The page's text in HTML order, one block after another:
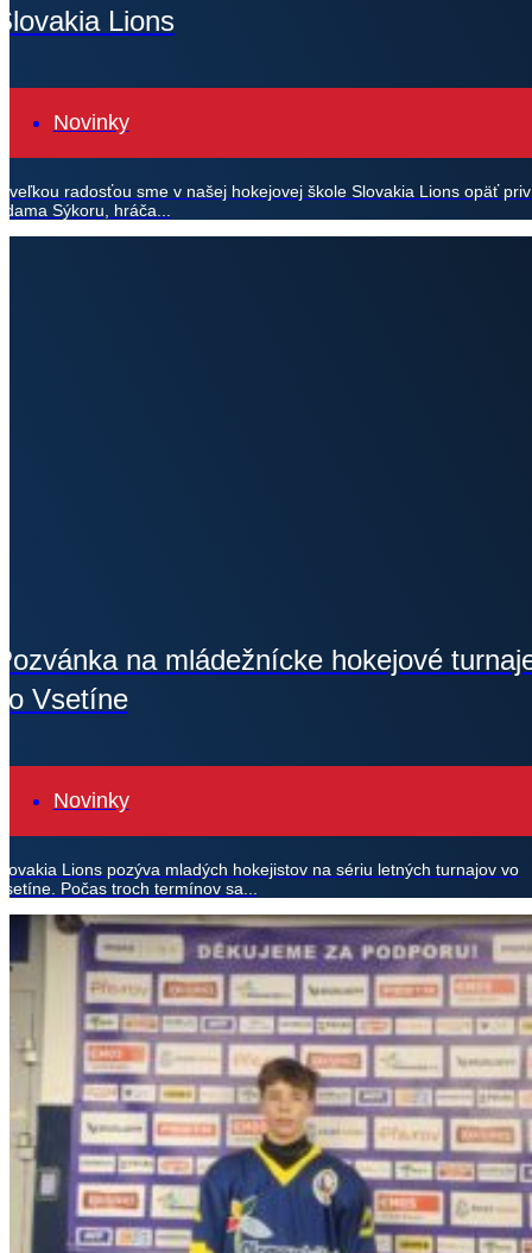
Lions
Novinky
veľkou radosťou sme v našej hokejovej škole Slovakia Lions opäť
Sýkoru, hráča...
na mládežnícke hokejové
Vsetíne
Novinky
Lions pozýva mladých hokejistov na sériu letných turnajov vo
Počas troch termínov sa...